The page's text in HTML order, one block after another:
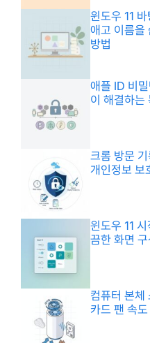
윈도우 11
애고 이름을
방법
애플 ID 비
이 해결하는
크롬 방문
개인정보 보
윈도우 11
끔한 화면 구
컴퓨터 본체
카드 팬 속